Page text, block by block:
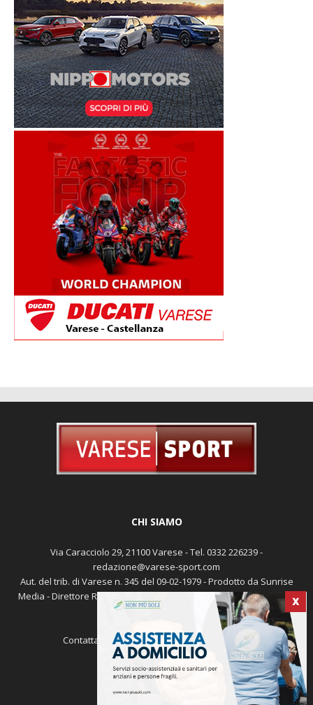
X
CHI SIAMO
Via Caracciolo 29, 21100 Varese - Tel. 0332 226239 -
redazione@varese-sport.com
Aut. del trib. di Varese n. 345 del 09-02-1979 - Prodotto da Sunrise
Media - Direttore Responsabile: Michele Marocco -Cookie policy
Pubblicità
redazione@varese-sport.com